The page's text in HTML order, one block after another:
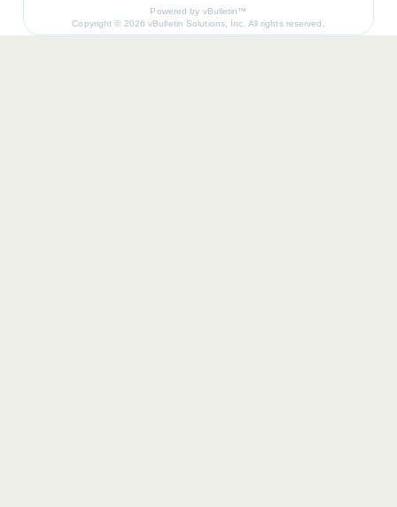
Powered by vBulletin™
Copyright © 2026 vBulletin Solutions, Inc. All rights reserved.